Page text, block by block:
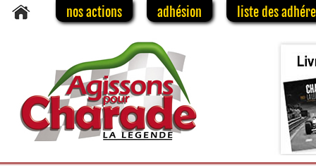
nos actions adhésion liste des